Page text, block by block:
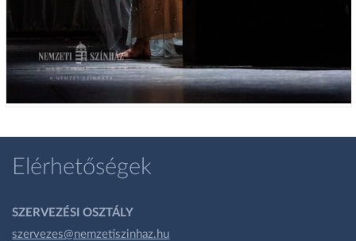
Elérhetőségek
SZERVEZÉSI OSZTÁLY
szervezes@nemzetiszinhaz.hu